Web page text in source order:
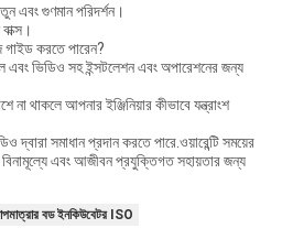
এবং গুণমান পরিদর্শন।
করতে পারেন?
এবং ভিডিও সহ ইন্সটলেশন এবং অপারেশনের জন্য
না থাকলে আপনার ইঞ্জিনিয়ার কীভাবে যন্ত্রাংশ
সমাধান প্রদান করতে পারে.ওয়ারেন্টি সময়ের
এবং আজীবন প্রযুক্তিগত সহায়তার জন্য
বড ইনকিউবেটর ISO